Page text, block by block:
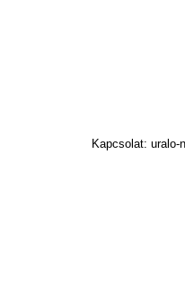
Kapcsolat: uralo-